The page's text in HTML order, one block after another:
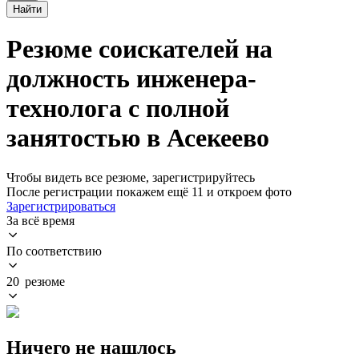
Найти
Резюме соискателей на
должность инженера-
технолога с полной
занятостью в Асекеево
Чтобы видеть все резюме, зарегистрируйтесь
После регистрации покажем ещё 11 и откроем фото
Зарегистрироваться
За всё время
По соответствию
20 резюме
Ничего не нашлось